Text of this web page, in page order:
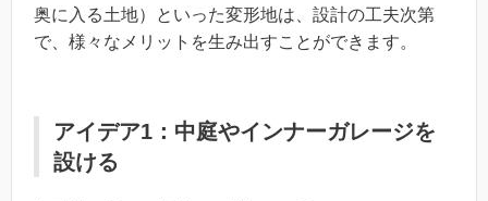
奥に入る土地）といった変形地は、設計の工夫次第
で、様々なメリットを生み出すことができます。
アイデア1：中庭やインナーガレージを
設ける